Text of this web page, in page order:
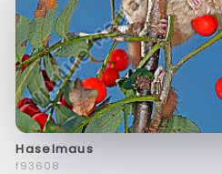
Haselmaus
f93608